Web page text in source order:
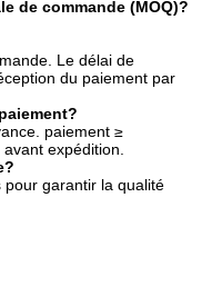
de commande (MOQ)?
Le délai de
du paiement par
paiement ≥
expédition.
garantir la qualité